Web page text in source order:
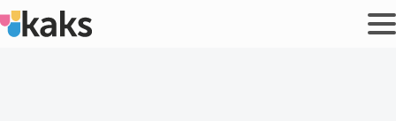
Siirry
sisältöön